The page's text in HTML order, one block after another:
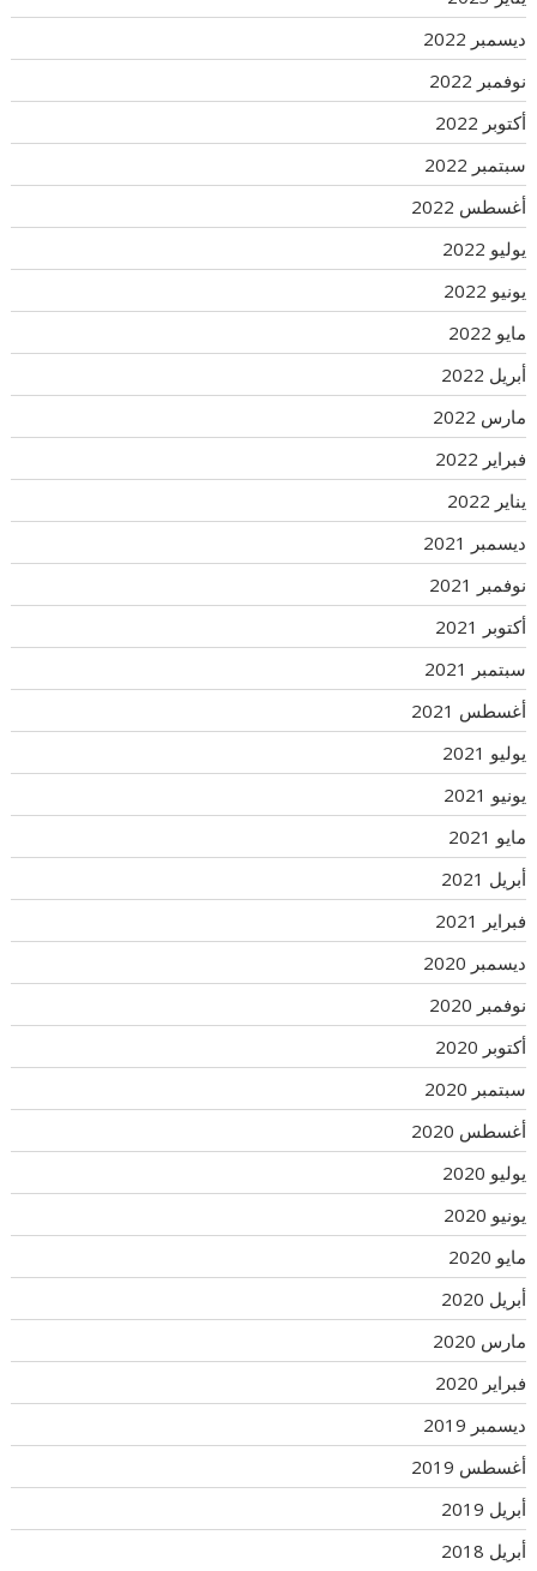
ديسمبر 2022
نوفمبر 2022
أكتوبر 2022
سبتمبر 2022
أغسطس 2022
يوليو 2022
يونيو 2022
مايو 2022
أبريل 2022
مارس 2022
فبراير 2022
يناير 2022
ديسمبر 2021
نوفمبر 2021
أكتوبر 2021
سبتمبر 2021
أغسطس 2021
يوليو 2021
يونيو 2021
مايو 2021
أبريل 2021
فبراير 2021
ديسمبر 2020
نوفمبر 2020
أكتوبر 2020
سبتمبر 2020
أغسطس 2020
يوليو 2020
يونيو 2020
مايو 2020
أبريل 2020
مارس 2020
فبراير 2020
ديسمبر 2019
أغسطس 2019
أبريل 2019
أبريل 2018